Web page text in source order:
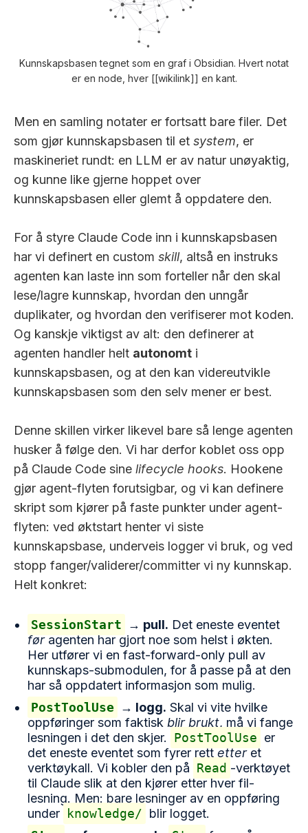
Kunnskapsbasen tegnet som en graf i Obsidian. Hvert notat
er en node, hver [[wikilink]] en kant.
Men en samling notater er fortsatt bare filer. Det
som gjør kunnskapsbasen til et system, er
maskineriet rundt: en LLM er av natur unøyaktig,
og kunne like gjerne hoppet over
kunnskapsbasen eller glemt å oppdatere den.
For å styre Claude Code inn i kunnskapsbasen
har vi definert en custom skill, altså en instruks
agenten kan laste inn som forteller når den skal
lese/lagre kunnskap, hvordan den unngår
duplikater, og hvordan den verifiserer mot koden.
Og kanskje viktigst av alt: den definerer at
agenten handler helt autonomt i
kunnskapsbasen, og at den kan videreutvikle
kunnskapsbasen som den selv mener er best.
Denne skillen virker likevel bare så lenge agenten
husker å følge den. Vi har derfor koblet oss opp
på Claude Code sine lifecycle hooks. Hookene
gjør agent-flyten forutsigbar, og vi kan definere
skript som kjører på faste punkter under agent-
flyten: ved øktstart henter vi siste
kunnskapsbase, underveis logger vi bruk, og ved
stopp fanger/validerer/committer vi ny kunnskap.
Helt konkret:
SessionStart → pull. Det eneste eventet
føragenten har gjort noe som helst i økten.
Her utfører vi en fast-forward-only pull av
kunnskaps-submodulen, for å passe på at den
har så oppdatert informasjon som mulig.
PostToolUse → logg. Skal vi vite hvilke
oppføringer som faktisk blir brukt, må vi fange
lesningen i det den skjer.
PostToolUse er
det eneste eventet som fyrer rettetteret
verktøykall. Vi kobler den på Read -verktøyet
til Claude slik at den kjører etter hver fil-
lesning. Men: bare lesninger av en oppføring
under
knowledge/ blir logget.